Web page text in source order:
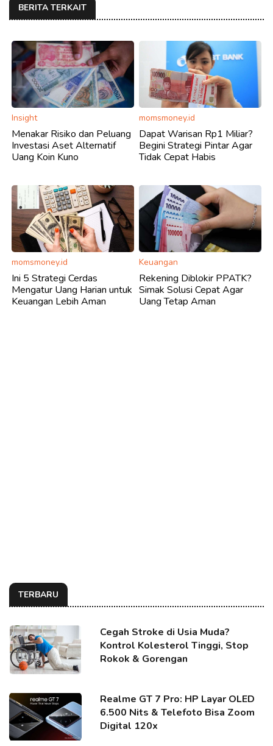
BERITA TERKAIT
Insight
Menakar Risiko dan Peluang
Investasi Aset Alternatif
Uang Koin Kuno
momsmoney.id
Dapat Warisan Rp1 Miliar?
Begini Strategi Pintar Agar
Tidak Cepat Habis
momsmoney.id
Ini 5 Strategi Cerdas
Mengatur Uang Harian untuk
Keuangan Lebih Aman
Keuangan
Rekening Diblokir PPATK?
Simak Solusi Cepat Agar
Uang Tetap Aman
TERBARU
Cegah Stroke di Usia Muda?
Kontrol Kolesterol Tinggi, Stop
Rokok & Gorengan
Realme GT 7 Pro: HP Layar OLED
6.500 Nits & Telefoto Bisa Zoom
Digital 120x